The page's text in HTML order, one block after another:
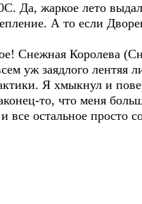
Да, жаркое лето
А то если
Снежная Королева
уж заядлого
Я хмыкнул и
то, что меня
остальное просто